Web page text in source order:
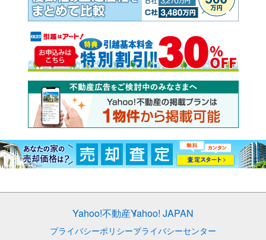
Yahoo!不動産Yahoo! JAPAN
プライバシーポリシープライバシーセンター